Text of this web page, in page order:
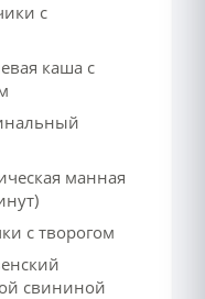
с
каша с
манная
с творогом
свининой